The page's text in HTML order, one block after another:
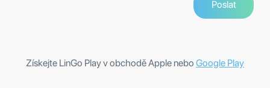
Získejte LinGo Play v obchodě Apple nebo Google Play